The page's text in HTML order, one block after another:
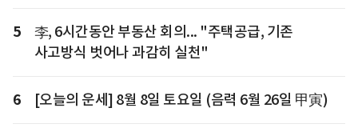
5
李, 6시간동안 부동산 회의... "주택공급, 기존
사고방식 벗어나 과감히 실천"
6 [오늘의 운세] 8월 8일 토요일 (음력 6월 26일 甲寅)